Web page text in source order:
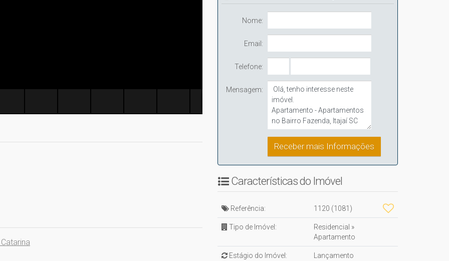
Nome:
Email:
Telefone:
Mensagem:
Características do Imóvel
Referência: 1120 (1081)
Tipo de Imóvel: Residencial »
Apartamento
Estágio do Imóvel: Lançamento